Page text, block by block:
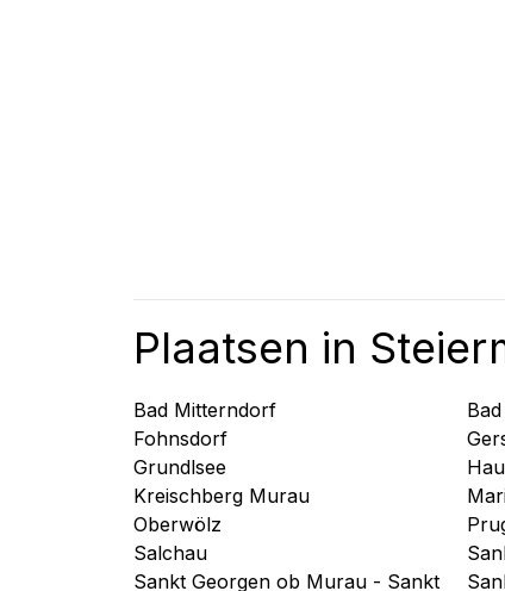
Plaatsen in
Bad Mitterndorf
Fohnsdorf
Grundlsee
Kreischberg Murau
Oberwölz
Salchau
Sankt Georgen ob Murau - Sankt